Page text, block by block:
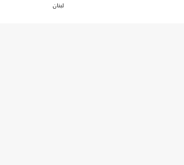
لبنان